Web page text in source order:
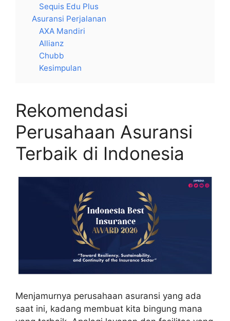
Sequis Edu Plus
Asuransi Perjalanan
AXA Mandiri
Allianz
Chubb
Kesimpulan
Rekomendasi
Perusahaan Asuransi
Terbaik di Indonesia
Menjamurnya perusahaan asuransi yang ada
saat ini, kadang membuat kita bingung mana